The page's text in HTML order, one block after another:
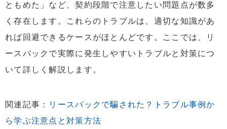
ともめた」など、契約段階で注意したい問題点が数多
く存在します。これらのトラブルは、適切な知識があ
れば回避できるケースがほとんどです。ここでは、リ
ースバックで実際に発生しやすいトラブルと対策につ
いて詳しく解説します。
関連記事：
リースバックで騙された？トラブル事例か
ら学ぶ注意点と対策方法